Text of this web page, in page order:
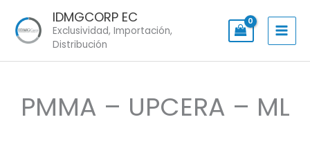
content
IDMGCORP EC
Exclusividad, Importación,
Distribución
PMMA – UPCERA – ML